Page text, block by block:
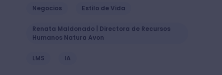
Negocios Estilo de Vida
Renata Maldonado | Directora de Recursos
Humanos Natura Avon
LMS IA